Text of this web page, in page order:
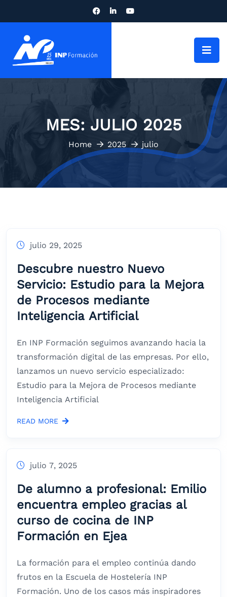
MES: JULIO 2025
Home 2025 julio
julio 29, 2025
Descubre nuestro Nuevo
Servicio: Estudio para la Mejora
de Procesos mediante
Inteligencia Artificial
En INP Formación seguimos avanzando hacia la
transformación digital de las empresas. Por ello,
lanzamos un nuevo servicio especializado:
Estudio para la Mejora de Procesos mediante
Inteligencia Artificial
READ MORE
julio 7, 2025
De alumno a profesional: Emilio
encuentra empleo gracias al
curso de cocina de INP
Formación en Ejea
La formación para el empleo continúa dando
frutos en la Escuela de Hostelería INP
Formación. Uno de los casos más inspiradores